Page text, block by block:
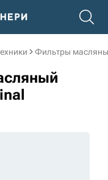
Фильтры